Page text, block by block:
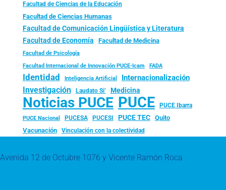
Facultad de Ciencias de la Educación
Facultad de Ciencias Humanas
Facultad de Comunicación Lingüística y Literatura
Facultad de Economía Facultad de Medicina
Facultad de Psicología
Facultad Internacional de Innovación PUCE-Icam FADA
Identidad Inteligencia Artificial Internacionalización
Investigación Laudato Si’ Medicina
Noticias PUCE PUCE PUCE Ibarra
PUCE Nacional PUCESA PUCESI PUCE TEC
Quito
Vacunación
Vinculación con la colectividad
Avenida 12 de Octubre 1076 y Vicente Ramón Roca